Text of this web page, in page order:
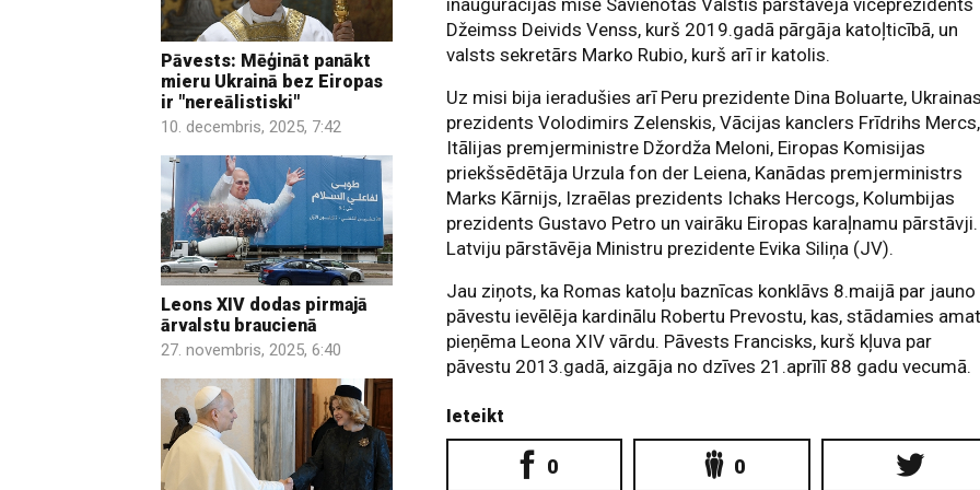
Pāvests: Mēģināt panākt
mieru Ukrainā bez Eiropas
ir "nereālistiski"
10. decembris, 2025, 7:42
Leons XIV dodas pirmajā
ārvalstu braucienā
27. novembris, 2025, 6:40
inaugurācijas misē Savienotās Valstis pārstāvēja viceprezidents
Džeimss Deivids Venss, kurš 2019.gadā pārgāja katoļticībā, un
valsts sekretārs Marko Rubio, kurš arī ir katolis.
Uz misi bija ieradušies arī Peru prezidente Dina Boluarte, Ukrainas
prezidents Volodimirs Zelenskis, Vācijas kanclers Frīdrihs Mercs,
Itālijas premjerministre Džordža Meloni, Eiropas Komisijas
priekšsēdētāja Urzula fon der Leiena, Kanādas premjerministrs
Marks Kārnijs, Izraēlas prezidents Ichaks Hercogs, Kolumbijas
prezidents Gustavo Petro un vairāku Eiropas karaļnamu pārstāvji.
Latviju pārstāvēja Ministru prezidente Evika Siliņa (JV).
Jau ziņots, ka Romas katoļu baznīcas konklāvs 8.maijā par jauno
pāvestu ievēlēja kardinālu Robertu Prevostu, kas, stādamies
pieņēma Leona XIV vārdu. Pāvests Francisks, kurš kļuva par
pāvestu 2013.gadā, aizgāja no dzīves 21.aprīlī 88 gadu vecumā.
Ieteikt
0 0